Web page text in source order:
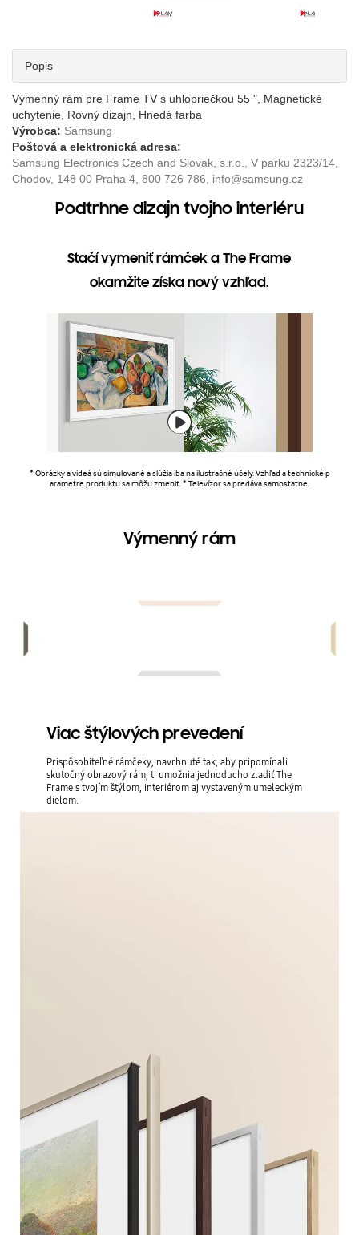
Popis
Výmenný rám pre Frame TV s uhlopriečkou 55 ", Magnetické
uchytenie, Rovný dizajn, Hnedá farba
Výrobca: Samsung
Poštová a elektronická adresa:
Samsung Electronics Czech and Slovak, s.r.o., V parku 2323/14,
Chodov, 148 00 Praha 4, 800 726 786, info@samsung.cz
Podtrhne dizajn tvojho interiéru
Stačí vymeniť rámček a The Frame
okamžite získa nový vzhľad.
* Obrázky a videá sú simulované a slúžia iba na ilustračné účely. Vzhľad a technické p
arametre produktu sa môžu zmeniť. * Televízor sa predáva samostatne.
Výmenný rám
Viac štýlových prevedení
Prispôsobiteľné rámčeky, navrhnuté tak, aby pripomínali
skutočný obrazový rám, ti umožnia jednoducho zladiť The
Frame s tvojím štýlom, interiérom aj vystaveným umeleckým
dielom.